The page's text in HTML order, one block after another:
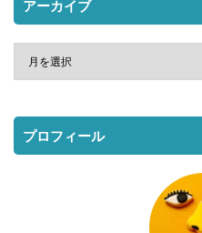
アーカイブ
プロフィール